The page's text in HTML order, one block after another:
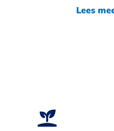
Lees